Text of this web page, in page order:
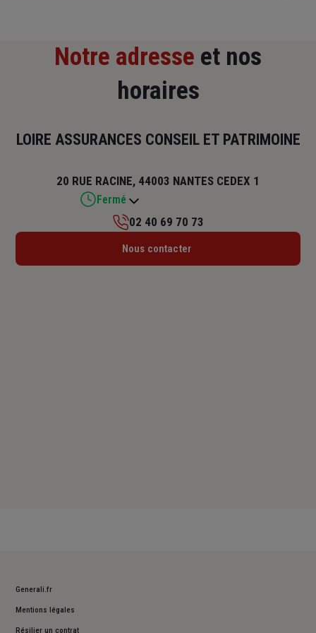
Notre adresse et nos
horaires
LOIRE ASSURANCES CONSEIL ET PATRIMOINE
20 RUE RACINE, 44003 NANTES CEDEX 1
Fermé
Lundi : 09h – 12h / 14h – 18h
02 40 69 70 73
Nous contacter
Generali.fr
Mentions légales
Résilier un contrat